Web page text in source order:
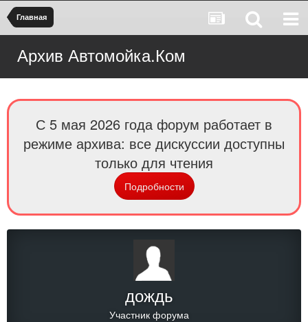
Главная
Архив Автомойка.Ком
С 5 мая 2026 года форум работает в
режиме архива: все дискуссии доступны
только для чтения
Подробности
дождь
Участник форума